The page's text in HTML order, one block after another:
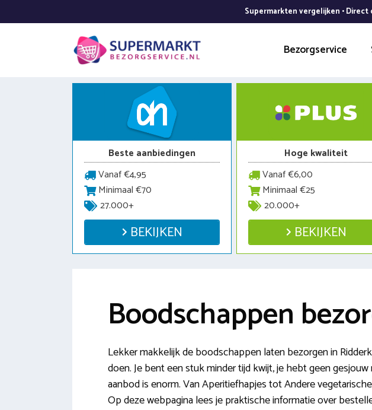
naar
Supermarkten vergelijken •
Bezorgservice
Beste aanbiedingen
Vanaf €4,95
Minimaal €70
27.000+
BEKIJKEN
Hoge kwaliteit
Vanaf €6,00
Minimaal €25
20.000+
BEKIJKEN
Boodschappen
Lekker makkelijk de boodschappen laten bezorgen in
doen. Je bent een stuk minder tijd kwijt, je hebt geen
aanbod is enorm. Van Aperitiefhapjes tot Andere
Op deze webpagina lees je praktische informatie over